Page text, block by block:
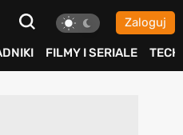
Zaloguj
FILMY I SERIALE TECH